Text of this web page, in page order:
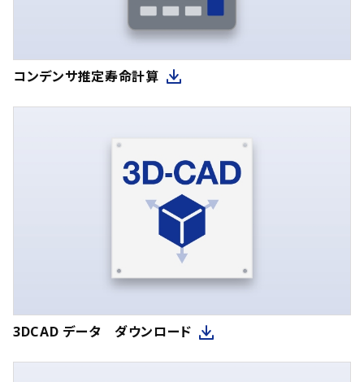
コンデンサ推定寿命計算
3DCAD データ ダウンロード